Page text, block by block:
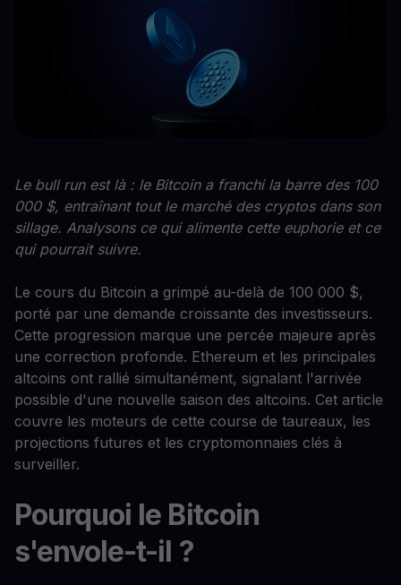
Le bull run est là : le Bitcoin a franchi la barre des 100
000 $, entraînant tout le marché des cryptos dans son
sillage. Analysons ce qui alimente cette euphorie et ce
qui pourrait suivre.
Le cours du Bitcoin a grimpé au-delà de 100 000 $,
porté par une demande croissante des investisseurs.
Cette progression marque une percée majeure après
une correction profonde. Ethereum et les principales
altcoins ont rallié simultanément, signalant l'arrivée
possible d'une nouvelle saison des altcoins. Cet article
couvre les moteurs de cette course de taureaux, les
projections futures et les cryptomonnaies clés à
surveiller.
Pourquoi le Bitcoin
s'envole-t-il ?